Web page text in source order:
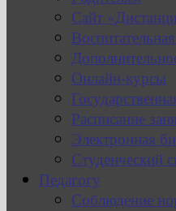
Сайт
Онлайн-курсы
Расписание
Электронная
Студенческий
Педагогу
Соблюдение